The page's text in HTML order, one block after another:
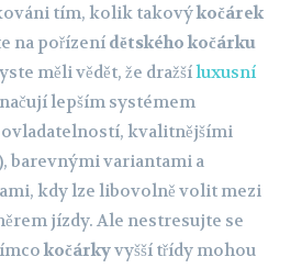
tím, kolik takovýkočárek
na pořízení dětského kočárku
měli vědět, že dražšíluxusní
lepším systémem
ovladatelností, kvalitnějšími
barevnými variantami a
kdy lze libovolně volit mezi
jízdy. Ale nestresujte se
kočárkyvyšší třídy mohou